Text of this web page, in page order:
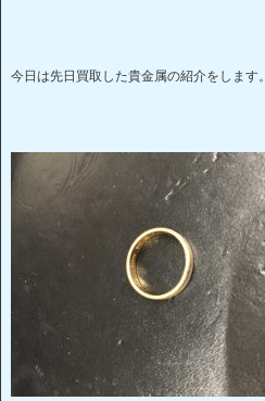
今日は先日買取した貴金属の紹介をします。